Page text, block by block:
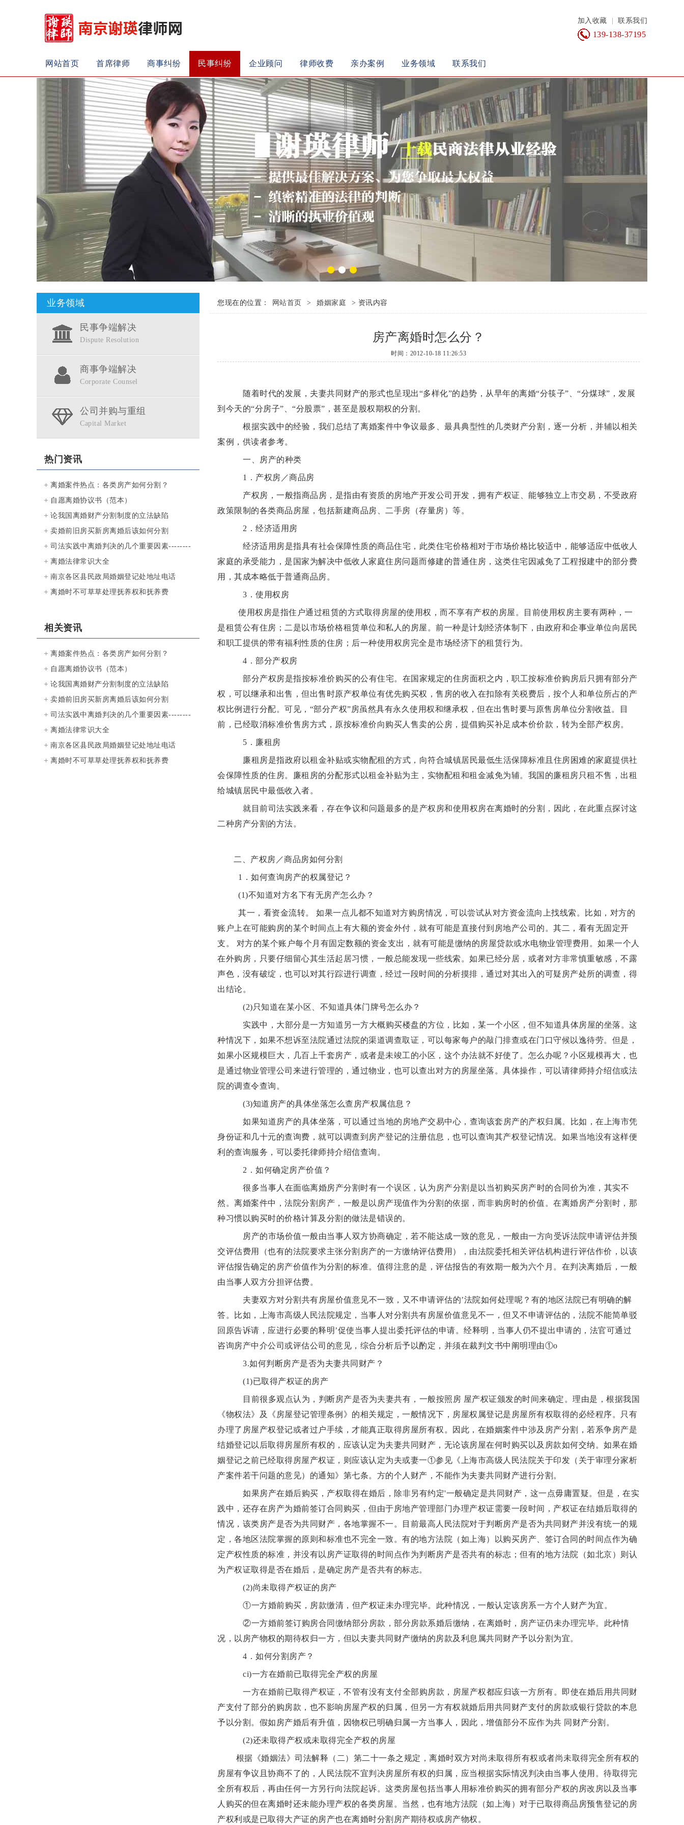
加入收藏 联系我们
139-138-37195
网站首页 首席律师 商事纠纷 民事纠纷 企业顾问 律师收费 亲办案例 业务领域 联系我们
业务领域
民事争端解决
Dispute Resolution
商事争端解决
Corporate Counsel
公司并购与重组
Capital Market
热门资讯
离婚案件热点：各类房产如何分割？
自愿离婚协议书（范本）
论我国离婚财产分割制度的立法缺陷
卖婚前旧房买新房离婚后该如何分割
司法实践中离婚判决的几个重要因素--------
-对30个离婚案例的实证分析
离婚法律常识大全
南京各区县民政局婚姻登记处地址电话
离婚时不可草草处理抚养权和抚养费
相关资讯
离婚案件热点：各类房产如何分割？
自愿离婚协议书（范本）
论我国离婚财产分割制度的立法缺陷
卖婚前旧房买新房离婚后该如何分割
司法实践中离婚判决的几个重要因素--------
-对30个离婚案例的实证分析
离婚法律常识大全
南京各区县民政局婚姻登记处地址电话
离婚时不可草草处理抚养权和抚养费
您现在的位置： 网站首页 > 婚姻家庭 > 资讯内容
房产离婚时怎么分？
时间：2012-10-18 11:26:53
随着时代的发展，夫妻共同财产的形式也呈现出“多样化”的趋势，从早年的离婚“分筷子”、“分煤球”，发展
到今天的“分房子”、“分股票”，甚至是股权期权的分割。
根据实践中的经验，我们总结了离婚案件中争议最多、最具典型性的几类财产分割，逐一分析，并辅以相关
案例，供读者参考。
一、房产的种类
1．产权房／商品房
产权房，一般指商品房，是指由有资质的房地产开发公司开发，拥有产权证、能够独立上市交易，不受政府
政策限制的各类商品房屋，包括新建商品房、二手房（存量房）等。
2．经济适用房
经济适用房是指具有社会保障性质的商品住宅，此类住宅价格相对于市场价格比较适中，能够适应中低收人
家庭的承受能力，是国家为解决中低收人家庭住房问题而修建的普通住房，这类住宅因减免了工程报建中的部分费
用，其成本略低于普通商品房。
3．使用权房
使用权房是指住户通过租赁的方式取得房屋的使用权，而不享有产权的房屋。目前使用权房主要有两种，一
是租赁公有住房；二是以市场价格租赁单位和私人的房屋。前一种是计划经济体制下，由政府和企事业单位向居民
和职工提供的带有福利性质的住房；后一种使用权房完全是市场经济下的租赁行为。
4．部分产权房
部分产权房是指按标准价购买的公有住宅。在国家规定的住房面积之内，职工按标准价购房后只拥有部分产
权，可以继承和出售，但出售时原产权单位有优先购买权，售房的收入在扣除有关税费后，按个人和单位所占的产
权比例进行分配。可见，“部分产权”房虽然具有永久使用权和继承权，但在出售时要与原售房单位分割收益。目
前，已经取消标准价售房方式，原按标准价向购买人售卖的公房，提倡购买补足成本价价款，转为全部产权房。
5．廉租房
廉租房是指政府以租金补贴或实物配租的方式，向符合城镇居民最低生活保障标准且住房困难的家庭提供社
会保障性质的住房。廉租房的分配形式以租金补贴为主，实物配租和租金减免为辅。我国的廉租房只租不售，出租
给城镇居民中最低收入者。
就目前司法实践来看，存在争议和问题最多的是产权房和使用权房在离婚时的分割，因此，在此重点探讨这
二种房产分割的方法。
二、产权房／商品房如何分割
1．如何查询房产的权属登记？
(1)不知道对方名下有无房产怎么办？
其一，看资金流转。 如果一点儿都不知道对方购房情况，可以尝试从对方资金流向上找线索。比如，对方的
账户上在可能购房的某个时间点上有大额的资金外付，就有可能是直接付到房地产公司的。其二，看有无固定开
支。 对方的某个账户每个月有固定数额的资金支出，就有可能是缴纳的房屋贷款或水电物业管理费用。如果一个人
在外购房，只要仔细留心其生活起居习惯，一般总能发现一些线索。如果已经分居，或者对方非常慎重敏感，不露
声色，没有破绽，也可以对其行踪进行调查，经过一段时间的分析摸排，通过对其出入的可疑房产处所的调查，得
出结论。
(2)只知道在某小区、不知道具体门牌号怎么办？
实践中，大部分是一方知道另一方大概购买楼盘的方位，比如，某一个小区，但不知道具体房屋的坐落。这
种情况下，如果不想诉至法院通过法院的渠道调查取证，可以每家每户的敲门排查或在门口守候以逸待劳。但是，
如果小区规模巨大，几百上千套房产，或者是未竣工的小区，这个办法就不好使了。怎么办呢？小区规模再大，也
是通过物业管理公司来进行管理的，通过物业，也可以查出对方的房屋坐落。具体操作，可以请律师持介绍信或法
院的调查令查询。
(3)知道房产的具体坐落怎么查房产权属信息？
如果知道房产的具体坐落，可以通过当地的房地产交易中心，查询该套房产的产权归属。比如，在上海市凭
身份证和几十元的查询费，就可以调查到房产登记的注册信息，也可以查询其产权登记情况。如果当地没有这样便
利的查询服务，可以委托律师持介绍信查询。
2．如何确定房产价值？
很多当事人在面临离婚房产分割时有一个误区，认为房产分割是以当初购买房产时的合同价为准，其实不
然。离婚案件中，法院分割房产，一般是以房产现值作为分割的依据，而非购房时的价值。在离婚房产分割时，那
种习惯以购买时的价格计算及分割的做法是错误的。
房产的市场价值一般由当事人双方协商确定，若不能达成一致的意见，一般由一方向受诉法院申请评估并预
交评估费用（也有的法院要求主张分割房产的一方缴纳评估费用），由法院委托相关评估机构进行评估作价，以该
评估报告确定的房产价值作为分割的标准。值得注意的是，评估报告的有效期一般为六个月。在判决离婚后，一般
由当事人双方分担评估费。
夫妻双方对分割共有房屋价值意见不一致，又不申请评估的’法院如何处理呢？有的地区法院已有明确的解
答。比如，上海市高级人民法院规定，当事人对分割共有房屋价值意见不一，但又不申请评估的，法院不能简单驳
回原告诉请，应进行必要的释明’促使当事人提出委托评估的申请。经释明，当事人仍不提出申请的，法官可通过
咨询房产中介公司或评估公司的意见，综合分析后予以酌定，并须在裁判文书中阐明理由①o
3.如何判断房产是否为夫妻共同财产？
(1)已取得产权证的房产
目前很多观点认为，判断房产是否为夫妻共有，一般按照房 屋产权证颁发的时间来确定。理由是，根据我国
《物权法》及《房屋登记管理条例》的相关规定，一般情况下，房屋权属登记是房屋所有权取得的必经程序。只有
办理了房屋产权登记或者过户手续，才能真正取得房屋所有权。因此，在婚姻案件中涉及房产分割，若系争房产是
结婚登记以后取得房屋所有权的，应该认定为夫妻共同财产，无论该房屋在何时购买以及房款如何交纳。如果在婚
姻登记之前已经取得房屋产权证，则应该认定为夫或妻一①参见《上海市高级人民法院关于印发（关于审理分家析
产案件若干问题的意见）的通知》第七条。方的个人财产，不能作为夫妻共同财产进行分割。
如果房产在婚后购买，产权取得在婚后，除非另有约定'一般确定是共同财产，这一点毋庸置疑。但是，在实
践中，还存在房产为婚前签订合同购买，但由于房地产管理部门办理产权证需要一段时间，产权证在结婚后取得的
情况，该类房产是否为共同财产，各地掌握不一。目前最高人民法院对于判断房产是否为共同财产并没有统一的规
定，各地区法院掌握的原则和标准也不完全一致。有的地方法院（如上海）以购买房产、签订合同的时间点作为确
定产权性质的标准，并没有以房产证取得的时间点作为判断房产是否共有的标志；但有的地方法院（如北京）则认
为产权证取得是否在婚后，是确定房产是否共有的标志。
(2)尚未取得产权证的房产
①一方婚前购买，房款缴清，但产权证未办理完毕。此种情况，一般认定该房系一方个人财产为宜。
②一方婚前签订购房合同缴纳部分房款，部分房款系婚后缴纳，在离婚时，房产证仍未办理完毕。此种情
况，以房产物权的期待权归一方，但以夫妻共同财产缴纳的房款及利息属共同财产予以分割为宜。
4．如何分割房产？
ci)一方在婚前已取得完全产权的房屋
一方在婚前已取得产权证，不管有没有支付全部购房款，房屋产权都应归该一方所有。即使在婚后用共同财
产支付了部分的购房款，也不影响房屋产权的归属，但另一方有权就婚后用共同财产支付的房款或银行贷款的本息
予以分割。假如房产婚后有升值，因物权已明确归属一方当事人，因此，增值部分不应作为共 同财产分割。
(2)还未取得产权或未取得完全产权的房屋
根据《婚姻法》司法解释（二）第二十一条之规定，离婚时双方对尚未取得所有权或者尚未取得完全所有权的
房屋有争议且协商不了的，人民法院不宜判决房屋所有权的归属，应当根据实际情况判决由当事人使用。待取得完
全所有权后，再由任何一方另行向法院起诉。这类房屋包括当事人用标准价购买的拥有部分产权的房改房以及当事
人购买的但在离婚时还未能办理产权的各类房屋。当然，也有地方法院（如上海）对于已取得商品房预售登记的房
产权利或是已取得大产证的房产也在离婚时分割房产期待权或房产物权。